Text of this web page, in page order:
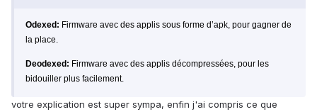
Odexed: Firmware avec des applis sous forme d’apk, pour gagner de
la place.
Deodexed: Firmware avec des applis décompressées, pour les
bidouiller plus facilement.
votre explication est super sympa, enfin j'ai compris ce que